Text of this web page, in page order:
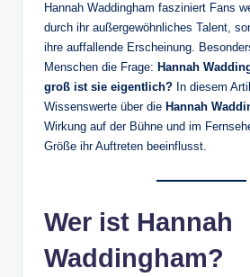
Hannah Waddingham fasziniert Fans
durch ihr außergewöhnliches Talent,
ihre auffallende Erscheinung.
Menschen die Frage: Hannah
groß ist sie eigentlich? In diesem
Wissenswerte über die Hannah
Wirkung auf der Bühne und im
Größe ihr Auftreten beeinflusst.
Wer ist Hannah
Waddingham?